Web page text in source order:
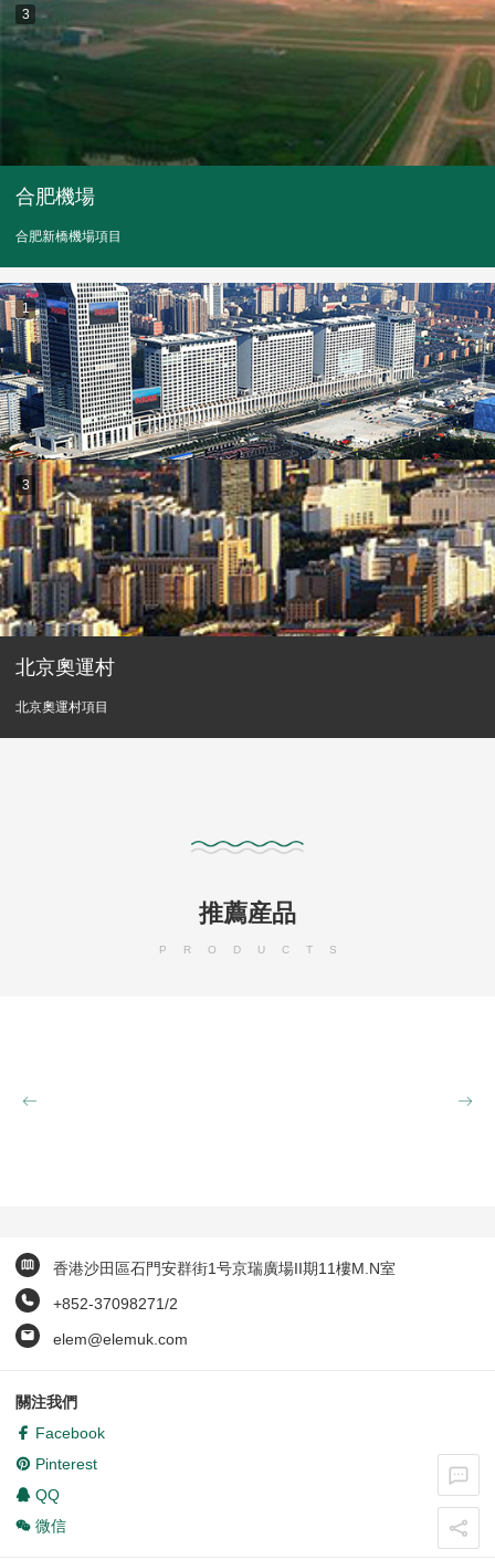
合肥機場
合肥新橋機場項目
3
北京奧運村
北京奧運村項目
1
3
推薦産品
PRODUCTS
香港沙田區石門安群街1号京瑞廣場II期11樓M.N室
+852-37098271/2
elem@elemuk.com
關注我們
Facebook
Pinterest
QQ
微信